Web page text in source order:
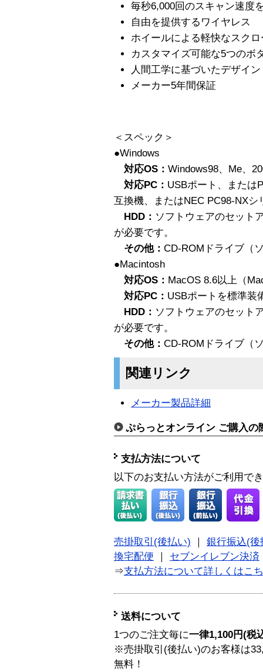
毎秒6,000回のスキャン速度
自由を提供するワイヤレス
ホイールによる軽快なスクロ
カスタマイズ可能な5つのボ
人間工学に基づいたデザイン
メーカー5年間保証
＜スペック＞
●Windows
対応OS： Windows98、Me、
対応PC： USBポート、または
互換機、またはNEC PC98-NXシ
HDD： ソフトウェアのセット
が必要です。
その他： CD-ROMドライブ（
●Macintosh
対応OS： MacOS 8.6以上（
対応PC： USBポートを標準装
HDD： ソフトウェアのセット
が必要です。
その他： CD-ROMドライブ（
関連リンク
メーカー製品詳細
ぷらっとオンライン ご購入の
支払方法について
以下のお支払い方法がご利用で
売掛取引(後払い) ｜ 銀行振込(後
換宅配便 ｜ セブンイレブン決済
⇒支払方法について詳しくはこ
送料について
1つのご注文毎に一律1,100円(税
※売掛取引(後払い)のお客様は
無料！